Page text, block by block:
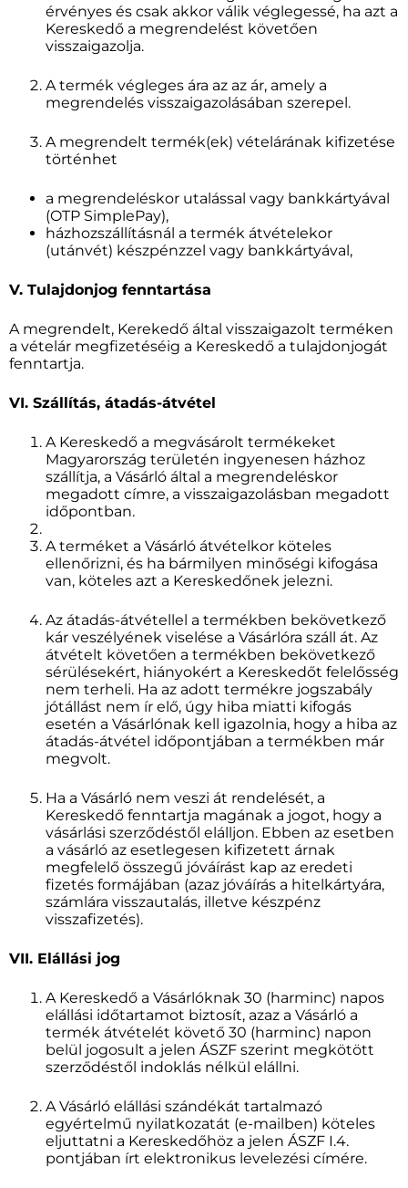
érvényes és csak akkor válik véglegessé, ha azt a
Kereskedő a megrendelést követően
visszaigazolja.
A termék végleges ára az az ár, amely a
megrendelés visszaigazolásában szerepel.
A megrendelt termék(ek) vételárának kifizetése
történhet
a megrendeléskor utalással vagy bankkártyával
(OTP SimplePay),
házhozszállításnál a termék átvételekor
(utánvét) készpénzzel vagy bankkártyával,
V. Tulajdonjog fenntartása
A megrendelt, Kerekedő által visszaigazolt terméken
a vételár megfizetéséig a Kereskedő a tulajdonjogát
fenntartja.
VI. Szállítás, átadás-átvétel
A Kereskedő a megvásárolt termékeket
Magyarország területén ingyenesen házhoz
szállítja, a Vásárló által a megrendeléskor
megadott címre, a visszaigazolásban megadott
időpontban.
A terméket a Vásárló átvételkor köteles
ellenőrizni, és ha bármilyen minőségi kifogása
van, köteles azt a Kereskedőnek jelezni.
Az átadás-átvétellel a termékben bekövetkező
kár veszélyének viselése a Vásárlóra száll át. Az
átvételt követően a termékben bekövetkező
sérülésekért, hiányokért a Kereskedőt felelősség
nem terheli. Ha az adott termékre jogszabály
jótállást nem ír elő, úgy hiba miatti kifogás
esetén a Vásárlónak kell igazolnia, hogy a hiba az
átadás-átvétel időpontjában a termékben már
megvolt.
Ha a Vásárló nem veszi át rendelését, a
Kereskedő fenntartja magának a jogot, hogy a
vásárlási szerződéstől elálljon. Ebben az esetben
a vásárló az esetlegesen kifizetett árnak
megfelelő összegű jóváírást kap az eredeti
fizetés formájában (azaz jóváírás a hitelkártyára,
számlára visszautalás, illetve készpénz
visszafizetés).
VII. Elállási jog
A Kereskedő a Vásárlóknak 30 (harminc) napos
elállási időtartamot biztosít, azaz a Vásárló a
termék átvételét követő 30 (harminc) napon
belül jogosult a jelen ÁSZF szerint megkötött
szerződéstől indoklás nélkül elállni.
A Vásárló elállási szándékát tartalmazó
egyértelmű nyilatkozatát (e-mailben) köteles
eljuttatni a Kereskedőhöz a jelen ÁSZF I.4.
pontjában írt elektronikus levelezési címére.